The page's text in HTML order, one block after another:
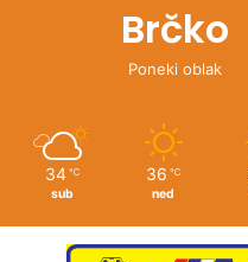
Brčko
Poneki oblak
34 ℃
sub
36 ℃
ned